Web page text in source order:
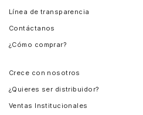
Línea de transparencia
Contáctanos
¿Cómo comprar?
Crece con nosotros
¿Quieres ser distribuidor?
Ventas Institucionales